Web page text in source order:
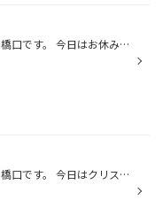
タイヤ館武雄店の橋口です。 今日はお休みなので 久々のプラモやってます‼️ R30スカイライン「鉄仮面」 研ぎ出しやってます 3000番のペーパーで ひと通り削り出した状態です なかなか良い艶消し状態ですね 下地を出さずに削る時は 何回作っても緊張しますね❗️ 今日はこれぐらいにしてやるか‼️
タイヤ館武雄店の橋口です。 今日はクリスマスイブですね❗️ 我が家では、毎年ケーキ どれにするか悩んでます・・・ 私はなんでも良いんですが 娘 三人はそれぞれ好みが違うようです 今回は二個で済んだ様でした 毎年いつも通りのクリスマスでした〜